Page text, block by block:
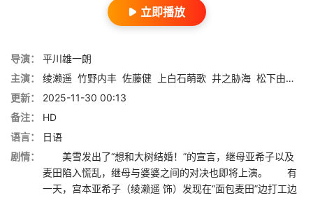
立即播放
导演：
平川雄一朗
主演：
绫濑遥 竹野内丰 佐藤健 上白石萌歌 井之胁海 松下由树
更新：
2025-11-30 00:13
备注：
HD
语言：
日语
剧情：
美雪发出了“想和大树结婚！”的宣言，继母亚希子以及
麦田陷入慌乱，继母与婆婆之间的对决也即将上演。 有
一天，宫本亚希子（绫濑遥 饰）发现在“面包麦田”边打工边